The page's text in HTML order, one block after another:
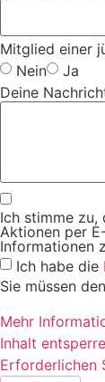
Mitglied einer
Nein
Ja
Deine
Ich stimme zu,
Aktionen per
Informationen
Ich habe die
Sie müssen
Mehr
Inhalt
Erforderlichen